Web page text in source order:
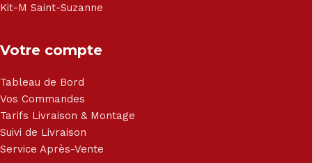
Kit-M Saint-Suzanne
Votre compte
Tableau de Bord
Vos Commandes
Tarifs Livraison & Montage
Suivi de Livraison
Service Après-Vente